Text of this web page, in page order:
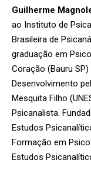
Guilherme
ao Instituto de
Brasileira de
graduação em
Coração (Bauru
Desenvolvimento
Mesquita Filho
Psicanalista.
Estudos
Formação em
Estudos